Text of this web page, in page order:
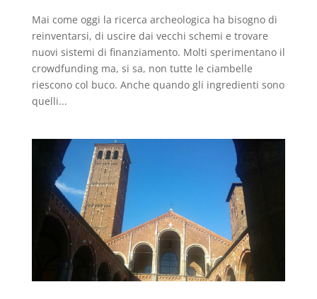
Mai come oggi la ricerca archeologica ha bisogno di
reinventarsi, di uscire dai vecchi schemi e trovare
nuovi sistemi di finanziamento. Molti sperimentano il
crowdfunding ma, si sa, non tutte le ciambelle
riescono col buco. Anche quando gli ingredienti sono
quelli...